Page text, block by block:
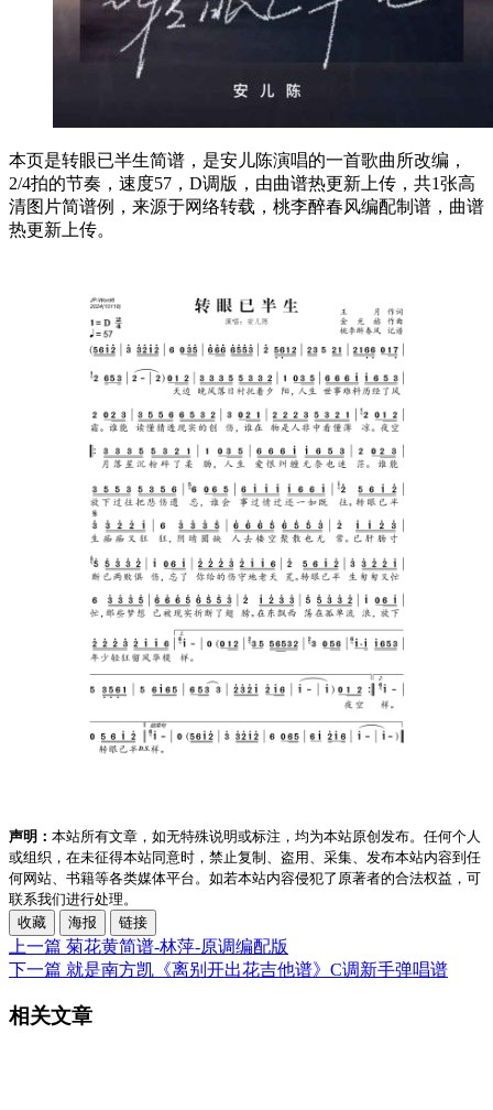
本页是转眼已半生简谱，是安儿陈演唱的一首歌曲所改编，
2/4拍的节奏，速度57，D调版，由曲谱热更新上传，共1张高
清图片简谱例，来源于网络转载，桃李醉春风编配制谱，曲谱
热更新上传。
声明： 本站所有文章，如无特殊说明或标注，均为本站原创发布。任何个人
或组织，在未征得本站同意时，禁止复制、盗用、采集、发布本站内容到任
何网站、书籍等各类媒体平台。如若本站内容侵犯了原著者的合法权益，可
联系我们进行处理。
收藏
海报 链接
上一篇 菊花黄简谱-林萍-原调编配版
下一篇 就是南方凯《离别开出花吉他谱》C调新手弹唱谱
相关文章